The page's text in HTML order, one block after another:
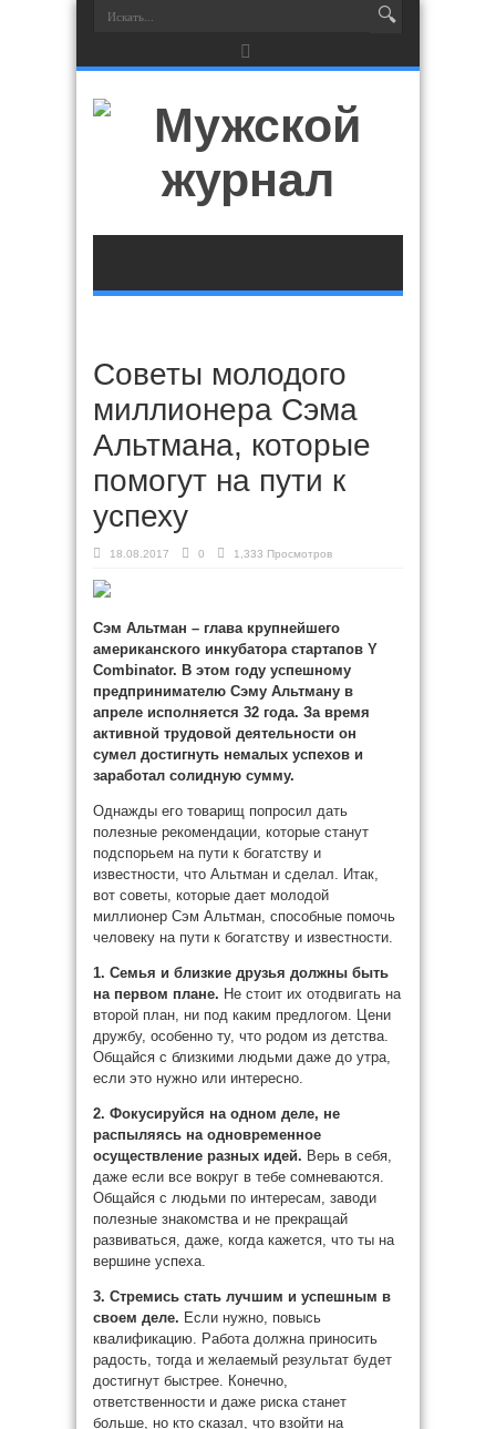
Советы молодого
миллионера Сэма
Альтмана, которые
помогут на пути к
успеху
18.08.2017 0 1,333 Просмотров
Сэм Альтман – глава крупнейшего
американского инкубатора стартапов Y
Combinator. В этом году успешному
предпринимателю Сэму Альтману в
апреле исполняется 32 года. За время
активной трудовой деятельности он
сумел достигнуть немалых успехов и
заработал солидную сумму.
Однажды его товарищ попросил дать
полезные рекомендации, которые станут
подспорьем на пути к богатству и
известности, что Альтман и сделал. Итак,
вот советы, которые дает молодой
миллионер Сэм Альтман, способные помочь
человеку на пути к богатству и известности.
1. Семья и близкие друзья должны быть
на первом плане. Не стоит их отодвигать на
второй план, ни под каким предлогом. Цени
дружбу, особенно ту, что родом из детства.
Общайся с близкими людьми даже до утра,
если это нужно или интересно.
2. Фокусируйся на одном деле, не
распыляясь на одновременное
осуществление разных идей. Верь в себя,
даже если все вокруг в тебе сомневаются.
Общайся с людьми по интересам, заводи
полезные знакомства и не прекращай
развиваться, даже, когда кажется, что ты на
вершине успеха.
3. Стремись стать лучшим и успешным в
своем деле. Если нужно, повысь
квалификацию. Работа должна приносить
радость, тогда и желаемый результат будет
достигнут быстрее. Конечно,
ответственности и даже риска станет
больше, но кто сказал, что взойти на